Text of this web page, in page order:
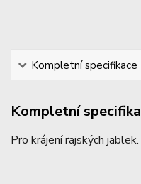
Kompletní specifikace
Kompletní
Pro krájení rajských jablek.